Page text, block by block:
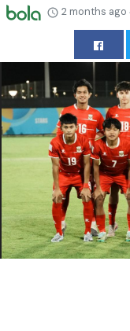
2 months ago